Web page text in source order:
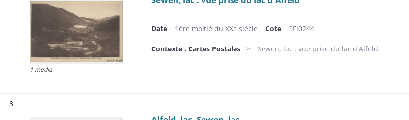
1 media
Date 1ère moitié du XXe siècle Cote 9Fi0244
Contexte : Cartes Postales Sewen, lac : vue prise du lac d'Alfeld
3